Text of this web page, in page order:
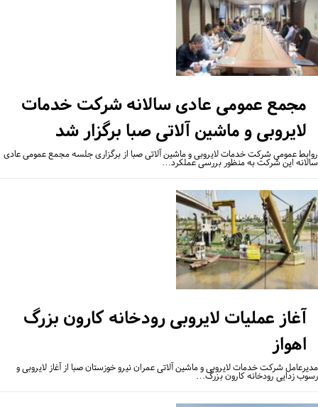
مجمع عمومی عادی سالانه شرکت خدمات
لایروبی و ماشین آلاتی صبا برگزار شد
عمومی شرکت خدمات لایروبی و ماشین آلاتی صبا از برگزاری جلسه مجمع عمومی عادی
این شرکت به منظور بررسی عملکرد…
آغاز عملیات لایروبی رودخانه کارون بزرگ
اهواز
شرکت خدمات لایروبی و ماشین آلاتی عمران نیرو خوزستان صبا از آغاز لایروبی و
زدایی رودخانه کارون بزرگ…